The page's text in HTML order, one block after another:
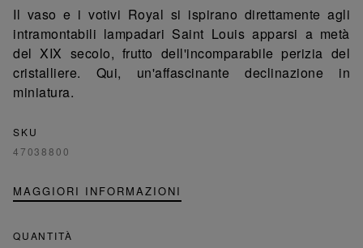
Il vaso e i votivi Royal si ispirano direttamente agli
intramontabili lampadari Saint Louis apparsi a metà
del XIX secolo, frutto dell'incomparabile perizia del
cristalliere. Qui, un'affascinante declinazione in
miniatura.
SKU
47038800
MAGGIORI INFORMAZIONI
QUANTITÀ